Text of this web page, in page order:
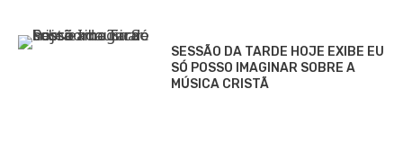
SESSÃO DA TARDE HOJE EXIBE EU
SÓ POSSO IMAGINAR SOBRE A
MÚSICA CRISTÃ